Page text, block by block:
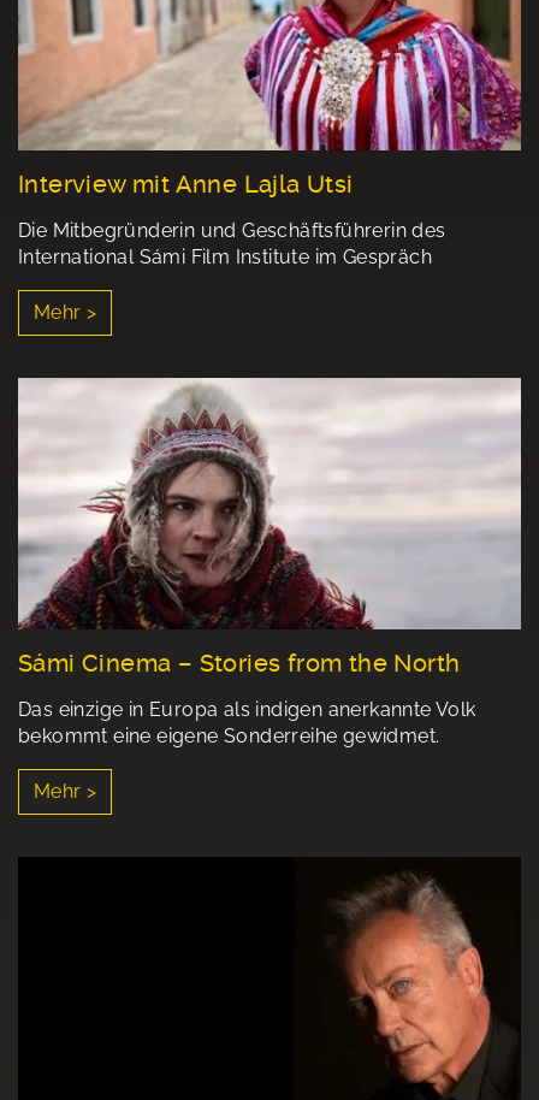
Interview mit Anne Lajla Utsi
Die Mitbegründerin und Geschäftsführerin des
International Sámi Film Institute im Gespräch
Mehr >
Sámi Cinema – Stories from the North
Das einzige in Europa als indigen anerkannte Volk
bekommt eine eigene Sonderreihe gewidmet.
Mehr >